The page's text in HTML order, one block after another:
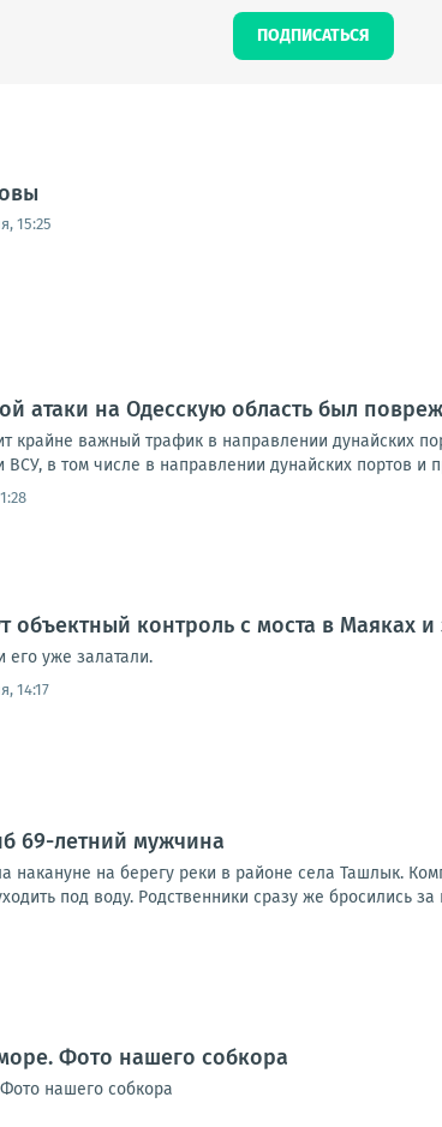
ПОДПИСАТЬСЯ
15:25
атаки на Одесскую область был
крайне важный трафик в направлении дунайских
в том числе в направлении дунайских портов и
объектный контроль с моста в Маяках
уже залатали.
14:17
69-летний мужчина
накануне на берегу реки в районе села Ташлык.
под воду. Родственники сразу же бросились
Фото нашего собкора
нашего собкора